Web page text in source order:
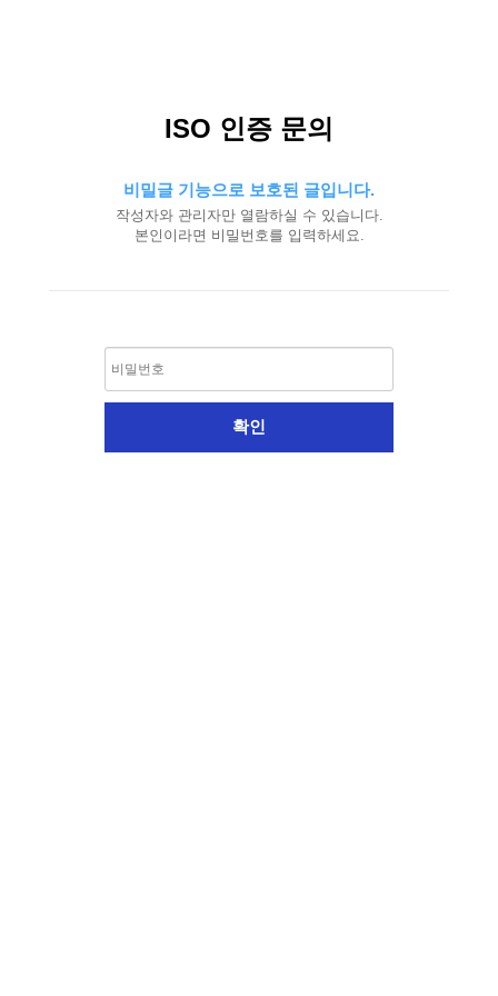
ISO 인증 문의
비밀글 기능으로 보호된 글입니다.
작성자와 관리자만 열람하실 수 있습니다.
본인이라면 비밀번호를 입력하세요.